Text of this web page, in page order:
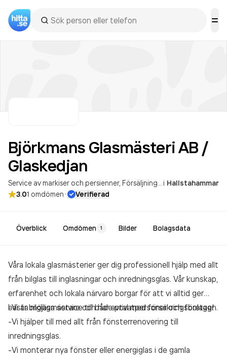
Björkmans Glasmästeri AB /
Glaskedjan
Service av markiser och persienner Försäljning av bilglas i Hallstahammar
3.01 omdömen· Verifierad
Överblick Omdömen 1 Bilder Bolagsdata
Våra lokala glasmästerier ger dig professionell hjälp med allt
från bilglas till inglasningar och inredningsglas. Vår kunskap,
erfarenhet och lokala närvaro borgar för att vi alltid ger
bästa möjliga service till både privatpersoner och företag!
-Vi är bilglasmästare och har avtal med försäkringsbolagen.
-Vi hjälper till med allt från fönsterrenovering till
inredningsglas.
-Vi monterar nya fönster eller energiglas i de gamla